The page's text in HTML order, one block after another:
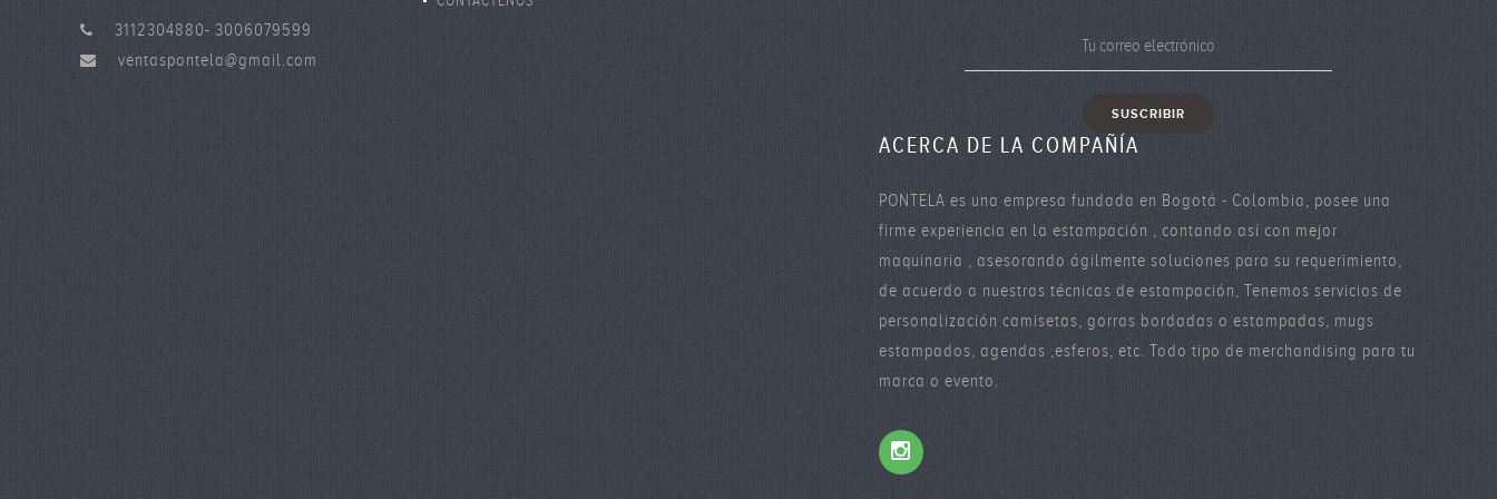
3112304880- 3006079599
ventaspontela@gmail.com
ACERCA DE LA COMPAÑÍA
PONTELA es una empresa fundada en Bogotá - Colombia, posee una
firme experiencia en la estampación , contando así con mejor
maquinaria , asesorando ágilmente soluciones para su requerimiento,
de acuerdo a nuestras técnicas de estampación, Tenemos servicios de
personalización camisetas, gorras bordadas o estampadas, mugs
estampados, agendas ,esferos, etc. Todo tipo de merchandising para tu
marca o evento.